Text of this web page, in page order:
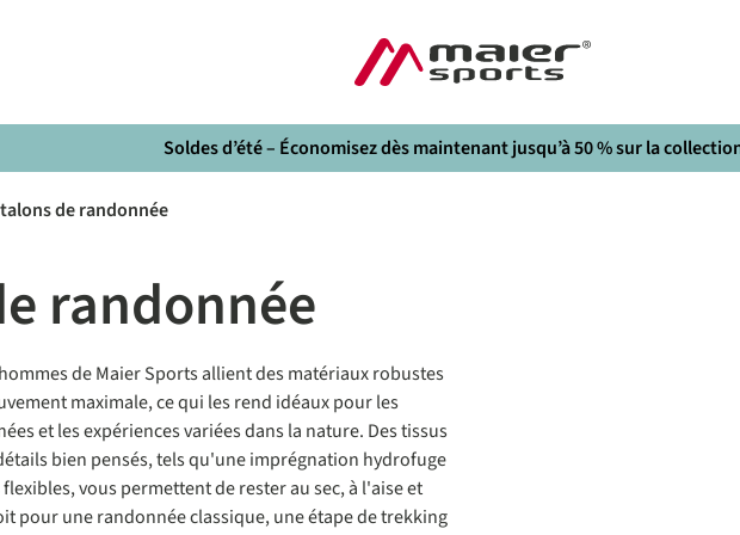
Soldes d’été – Économisez dès maintenant jusqu’à 50 % sur la
de randonnée
randonnée
de Maier Sports allient des matériaux robustes
maximale, ce qui les rend idéaux pour les
et les expériences variées dans la nature. Des tissus
bien pensés, tels qu'une imprégnation hydrofuge
vous permettent de rester au sec, à l'aise et
pour une randonnée classique, une étape de trekking